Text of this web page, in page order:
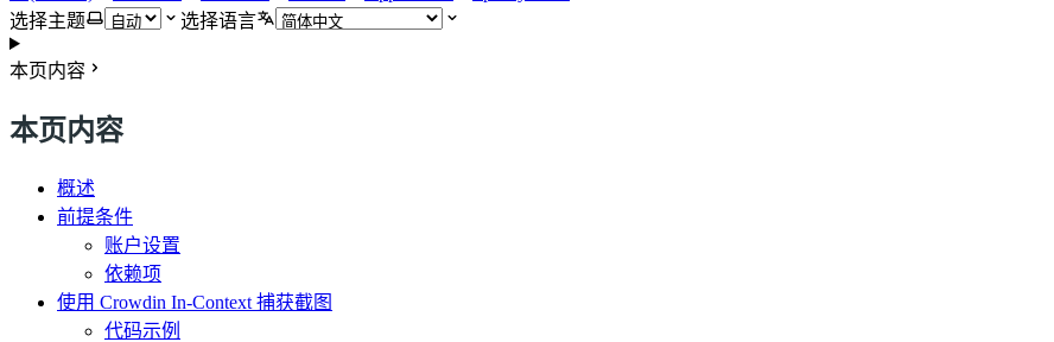
选择主题
选择语言
本页内容
本页内容
概述
前提条件
账户设置
依赖项
使用 Crowdin In-Context 捕获截图
代码示例